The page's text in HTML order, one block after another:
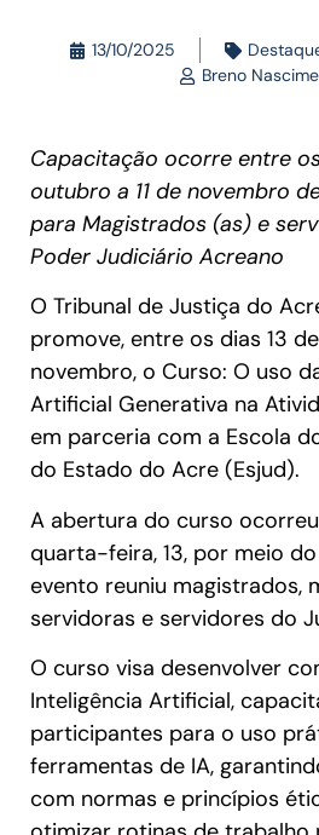
13/10/2025
Breno
Capacitação ocorre entre
outubro a 11 de novembro
para Magistrados (as) e
Poder Judiciário Acreano
O Tribunal de Justiça do
promove, entre os dias 13
novembro, o Curso: O uso
Artificial Generativa na
em parceria com a Escola
do Estado do Acre (Esjud).
A abertura do curso
quarta-feira, 13, por meio do
evento reuniu magistrados,
servidoras e servidores do
O curso visa desenvolver
Inteligência Artificial,
participantes para o uso
ferramentas de IA,
com normas e princípios